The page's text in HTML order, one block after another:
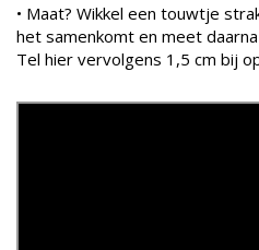
• Maat? Wikkel een touwtje
het samenkomt en meet
Tel hier vervolgens 1,5 cm bij